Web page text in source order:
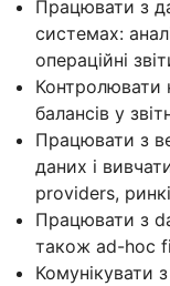
Працювати з
системах:
операційні
Контролювати
балансів у
Працювати з
даних і
providers,
Працювати з
також ad-hoc
Комунікувати